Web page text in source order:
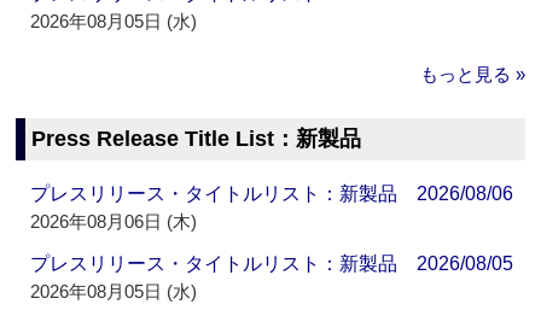
2026年08月05日 (水)
もっと見る »
Press Release Title List：新製品
プレスリリース・タイトルリスト：新製品 2026/08/06
2026年08月06日 (木)
プレスリリース・タイトルリスト：新製品 2026/08/05
2026年08月05日 (水)